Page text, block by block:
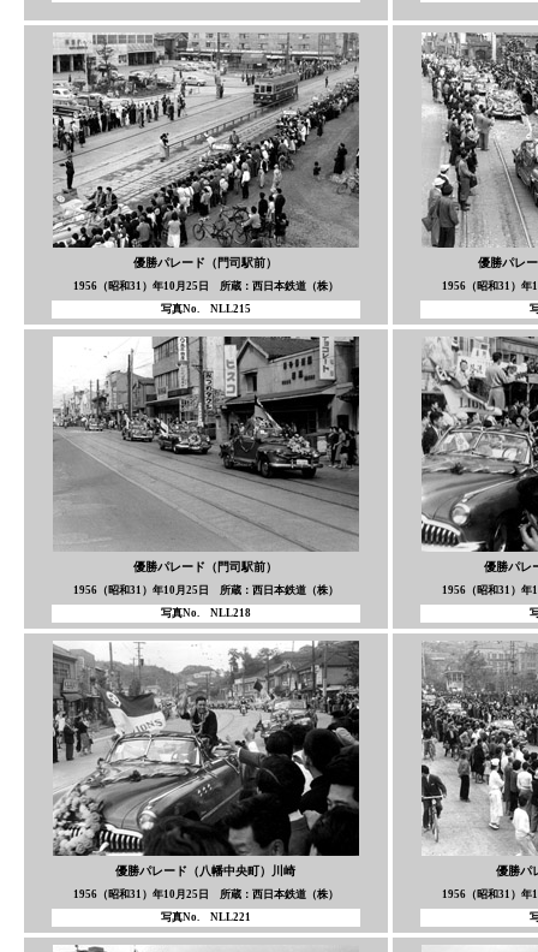
優勝パレード（門司駅前）
1956（昭和31）年10月25日 所蔵：西日本鉄道（株）
写真No. NLL215
優勝パレ
1956（昭和31）
優勝パレード（門司駅前）
1956（昭和31）年10月25日 所蔵：西日本鉄道（株）
写真No. NLL218
優勝パレ
1956（昭和31）
優勝パレード（八幡中央町）川崎
1956（昭和31）年10月25日 所蔵：西日本鉄道（株）
写真No. NLL221
優勝パ
1956（昭和31）